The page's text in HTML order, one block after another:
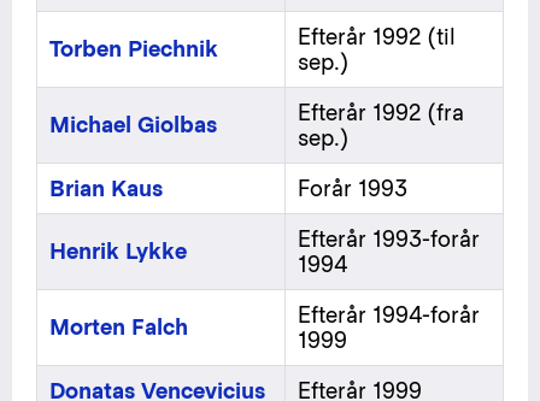
Torben Piechnik
Efterår 1992 (til
sep.)
Michael Giolbas
Efterår 1992 (fra
sep.)
Brian Kaus
Forår 1993
Henrik Lykke
Efterår 1993-forår
1994
Morten Falch
Efterår 1994-forår
1999
Donatas Vencevicius
Efterår 1999